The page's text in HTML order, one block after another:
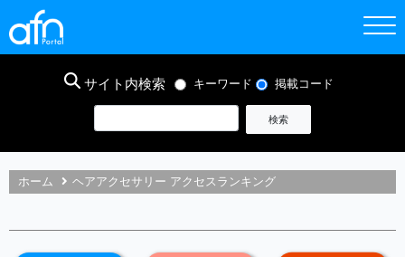
サイト内検索 キーワード 掲載コード
ホーム ヘアアクセサリー アクセスランキング